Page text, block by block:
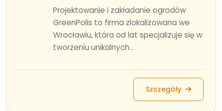
Projektowanie i zakładanie ogrodów
GreenPolis to firma zlokalizowana we
Wrocławiu, która od lat specjalizuje się w
tworzeniu unikalnych...
Szczegóły